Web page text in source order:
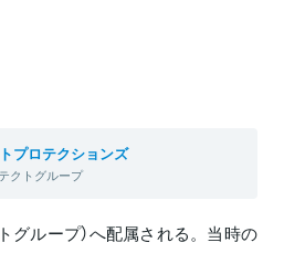
プロテクションズ
クトグループ
グループ）へ配属される。当時の